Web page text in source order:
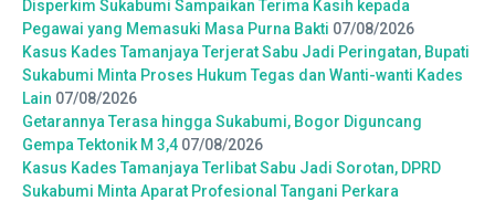
Disperkim Sukabumi Sampaikan Terima Kasih kepada
Pegawai yang Memasuki Masa Purna Bakti 07/08/2026
Kasus Kades Tamanjaya Terjerat Sabu Jadi Peringatan, Bupati
Sukabumi Minta Proses Hukum Tegas dan Wanti-wanti Kades
Lain 07/08/2026
Getarannya Terasa hingga Sukabumi, Bogor Diguncang
Gempa Tektonik M 3,4 07/08/2026
Kasus Kades Tamanjaya Terlibat Sabu Jadi Sorotan, DPRD
Sukabumi Minta Aparat Profesional Tangani Perkara